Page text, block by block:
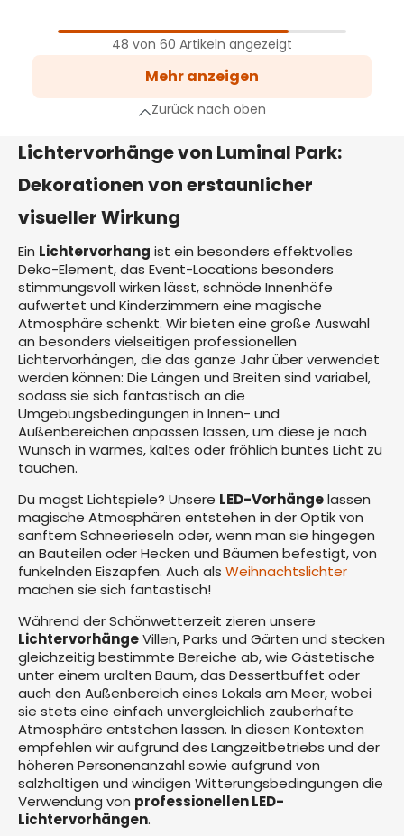
Seite
48 von 60 Artikeln angezeigt
Mehr anzeigen
Zurück nach oben
Lichtervorhänge von Luminal Park:
Dekorationen von erstaunlicher
visueller Wirkung
Ein Lichtervorhang ist ein besonders effektvolles
Deko-Element, das Event-Locations besonders
stimmungsvoll wirken lässt, schnöde Innenhöfe
aufwertet und Kinderzimmern eine magische
Atmosphäre schenkt. Wir bieten eine große Auswahl
an besonders vielseitigen professionellen
Lichtervorhängen, die das ganze Jahr über verwendet
werden können: Die Längen und Breiten sind variabel,
sodass sie sich fantastisch an die
Umgebungsbedingungen in Innen- und
Außenbereichen anpassen lassen, um diese je nach
Wunsch in warmes, kaltes oder fröhlich buntes Licht zu
tauchen.
Du magst Lichtspiele? Unsere LED-Vorhängelassen
magische Atmosphären entstehen in der Optik von
sanftem Schneerieseln oder, wenn man sie hingegen
an Bauteilen oder Hecken und Bäumen befestigt, von
funkelnden Eiszapfen. Auch als Weihnachtslichter
machen sie sich fantastisch!
Während der Schönwetterzeit zieren unsere
LichtervorhängeVillen, Parks und Gärten und stecken
gleichzeitig bestimmte Bereiche ab, wie Gästetische
unter einem uralten Baum, das Dessertbuffet oder
auch den Außenbereich eines Lokals am Meer, wobei
sie stets eine einfach unvergleichlich zauberhafte
Atmosphäre entstehen lassen. In diesen Kontexten
empfehlen wir aufgrund des Langzeitbetriebs und der
höheren Personenanzahl sowie aufgrund von
salzhaltigen und windigen Witterungsbedingungen die
Verwendung von professionellen LED-
Lichtervorhängen.